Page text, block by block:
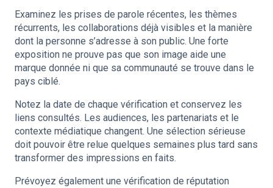
Examinez les prises de parole récentes, les thèmes
récurrents, les collaborations déjà visibles et la manière
dont la personne s’adresse à son public. Une forte
exposition ne prouve pas que son image aide une
marque donnée ni que sa communauté se trouve dans le
pays ciblé.
Notez la date de chaque vérification et conservez les
liens consultés. Les audiences, les partenariats et le
contexte médiatique changent. Une sélection sérieuse
doit pouvoir être relue quelques semaines plus tard sans
transformer des impressions en faits.
Prévoyez également une vérification de réputation